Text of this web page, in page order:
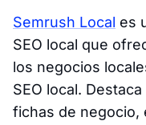
Semrush Local es
SEO local que
los negocios
SEO local.
fichas de negocio,